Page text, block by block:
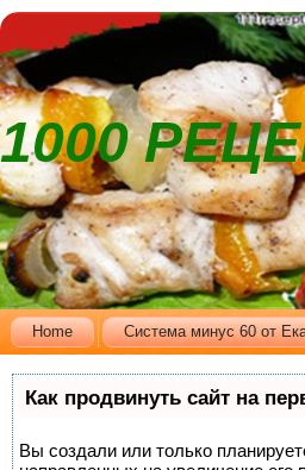
1000
Home Cистема минус 60 от
Как продвинуть сайт на
Вы создали или только